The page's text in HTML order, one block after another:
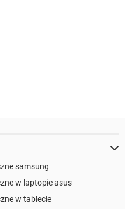
samsung
w laptopie asus
w tablecie